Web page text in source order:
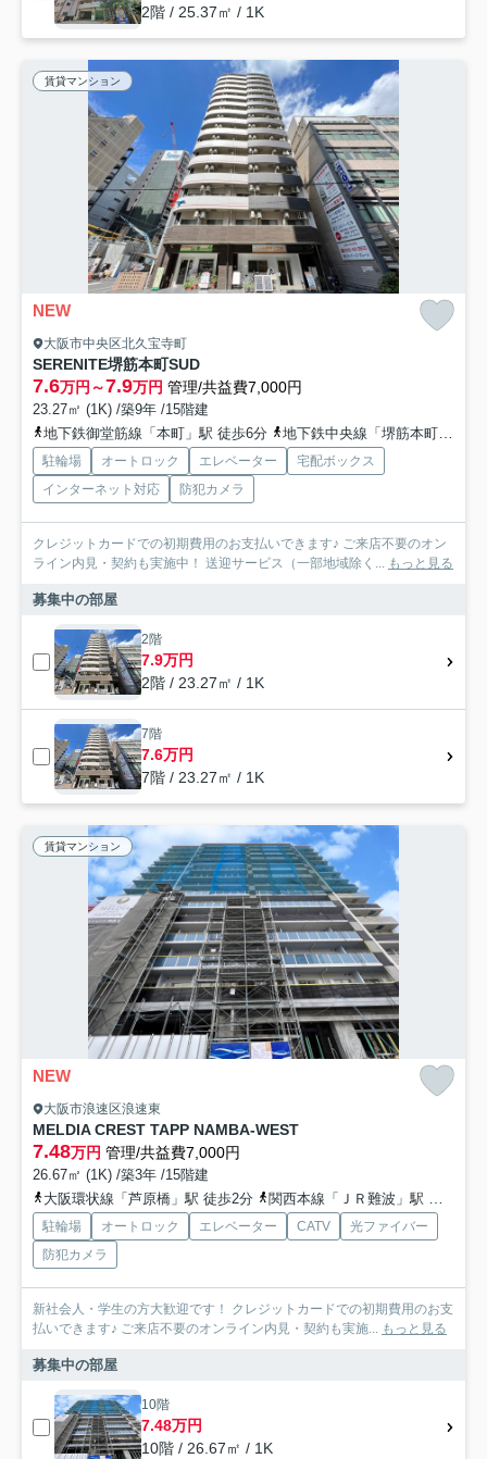
2階 / 25.37㎡ / 1K
賃貸マンション
NEW
大阪市中央区北久宝寺町
SERENITE堺筋本町SUD
7.6万円～7.9万円 管理/共益費7,000円
23.27㎡ (1K) /築9年 /15階建
地下鉄御堂筋線「本町」駅 徒歩6分
地下鉄中央線「堺筋本町」駅 徒歩3分
駐輪場 オートロック エレベーター
宅配ボックス
インターネット対応
防犯カメラ
クレジットカードでの初期費用のお支払いできます♪ ご来店不要のオン
ライン内見・契約も実施中！ 送迎サービス（一部地域除く... もっと見る
募集中の部屋
2階
7.9万円
2階 / 23.27㎡ / 1K
7階
7.6万円
7階 / 23.27㎡ / 1K
賃貸マンション
NEW
大阪市浪速区浪速東
MELDIA CREST TAPP NAMBA-WEST
7.48万円 管理/共益費7,000円
26.67㎡ (1K) /築3年 /15階建
大阪環状線「芦原橋」駅 徒歩2分
関西本線「ＪＲ難波」駅 徒歩18分
駐輪場 オートロック エレベーター CATV
光ファイバー
防犯カメラ
新社会人・学生の方大歓迎です！ クレジットカードでの初期費用のお支
払いできます♪ ご来店不要のオンライン内見・契約も実施... もっと見る
募集中の部屋
10階
7.48万円
10階 / 26.67㎡ / 1K